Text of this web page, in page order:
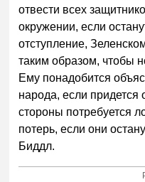
отвести всех
окружении, если
отступление,
таким образом, чтобы
Ему понадобится
народа, если придется
стороны потребуется
потерь, если они
Биддл.